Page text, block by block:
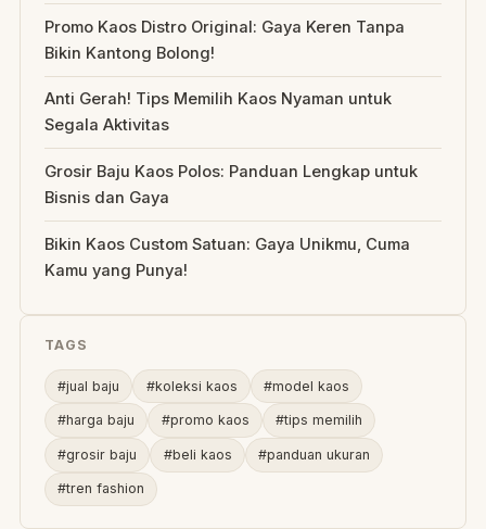
Promo Kaos Distro Original: Gaya Keren Tanpa
Bikin Kantong Bolong!
Anti Gerah! Tips Memilih Kaos Nyaman untuk
Segala Aktivitas
Grosir Baju Kaos Polos: Panduan Lengkap untuk
Bisnis dan Gaya
Bikin Kaos Custom Satuan: Gaya Unikmu, Cuma
Kamu yang Punya!
TAGS
#jual baju #koleksi kaos #model kaos
#harga baju #promo kaos #tips memilih
#grosir baju #beli kaos #panduan ukuran
#tren fashion